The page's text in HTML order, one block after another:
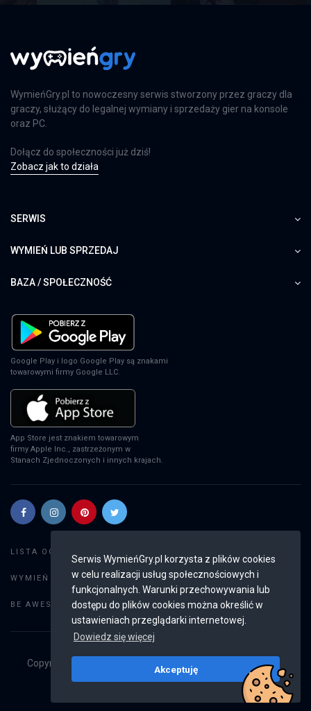
Serwis WymieńGry.pl korzysta z plików cookies
w celu realizacji usług społecznościowych i
funkcjonalnych. Warunki przechowywania lub
dostępu do plików cookies można określić w
ustawieniach przeglądarki internetowej.
Dowiedz się więcej
Akceptuję
WymieńGry.pl to nowoczesny serwis stworzony przez graczy dla
graczy, służący do legalnej wymiany i sprzedaży gier na konsole
oraz PC.
Dołącz do społeczności już dziś!
Zobacz jak to działa
SERWIS
WYMIEŃ LUB SPRZEDAJ
BAZA / SPOŁECZNOŚĆ
Google Play i logo Google Play są znakami
towarowymi firmy Google LLC.
App Store jest znakiem towarowym
firmy Apple Inc., zastrzeżonym w
Stanach Zjednoczonych i innych krajach.
LISTA OGŁOSZEŃ:
WYMIEŃ GRY: Dodaj ogłoszenie
BE AWESOME: Weryfikacja konta
Copyright © 2019 - 2026
Wszystkie prawa
v2.8.4